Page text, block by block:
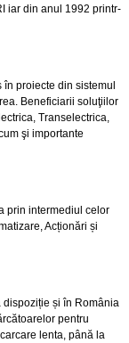
iar din anul 1992 printr-
în proiecte din sistemul
Beneficiarii soluţiilor
Transelectrica,
şi importante
prin intermediul celor
Acționări și
dispoziție și în România
pentru
lenta, până la